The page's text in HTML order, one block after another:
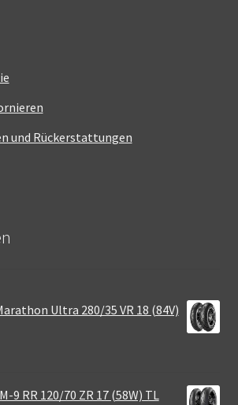
und Rückerstattungen
Ultra 280/35 VR 18 (84V)
9 RR 120/70 ZR 17 (58W) TL